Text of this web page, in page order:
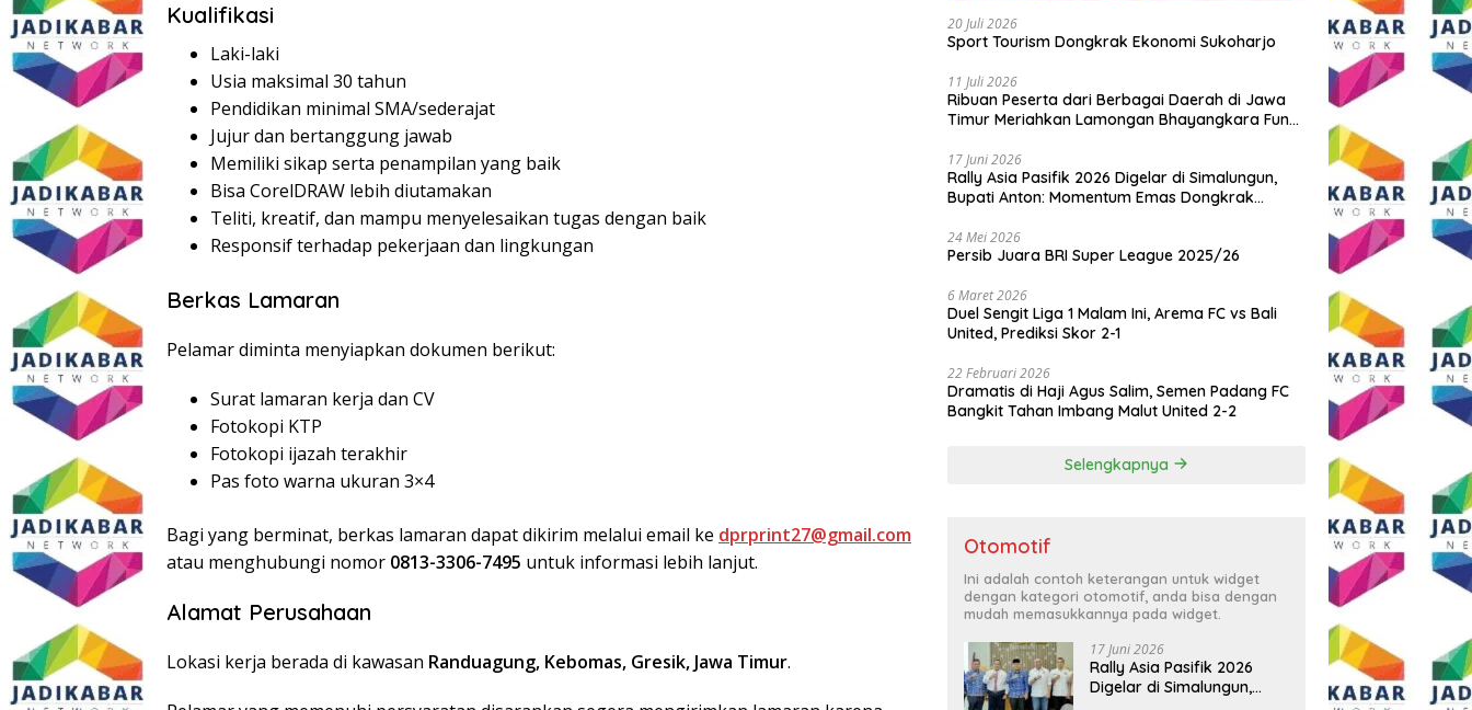
Kualifikasi
Laki-laki
Usia maksimal 30 tahun
Pendidikan minimal SMA/sederajat
Jujur dan bertanggung jawab
Memiliki sikap serta penampilan yang baik
Bisa CorelDRAW lebih diutamakan
Teliti, kreatif, dan mampu menyelesaikan tugas dengan baik
Responsif terhadap pekerjaan dan lingkungan
Berkas Lamaran
Pelamar diminta menyiapkan dokumen berikut:
Surat lamaran kerja dan CV
Fotokopi KTP
Fotokopi ijazah terakhir
Pas foto warna ukuran 3×4
Bagi yang berminat, berkas lamaran dapat dikirim melalui email ke dprprint27@gmail.com
atau menghubungi nomor 0813-3306-7495 untuk informasi lebih lanjut.
Alamat Perusahaan
Lokasi kerja berada di kawasan Randuagung, Kebomas, Gresik, Jawa Timur.
20 Juli 2026
Sport Tourism Dongkrak Ekonomi Sukoharjo
11 Juli 2026
Ribuan Peserta dari Berbagai Daerah di Jawa
Timur Meriahkan Lamongan Bhayangkara Fun
17 Juni 2026
Rally Asia Pasifik 2026 Digelar di Simalungun,
Bupati Anton: Momentum Emas Dongkrak
24 Mei 2026
Persib Juara BRI Super League 2025/26
6 Maret 2026
Duel Sengit Liga 1 Malam Ini, Arema FC vs Bali
United, Prediksi Skor 2-1
22 Februari 2026
Dramatis di Haji Agus Salim, Semen Padang FC
Bangkit Tahan Imbang Malut United 2-2
Selengkapnya
Otomotif
Ini adalah contoh keterangan untuk widget
dengan kategori otomotif, anda bisa dengan
mudah memasukkannya pada widget.
17 Juni 2026
Rally Asia Pasifik 2026
Digelar di Simalungun,